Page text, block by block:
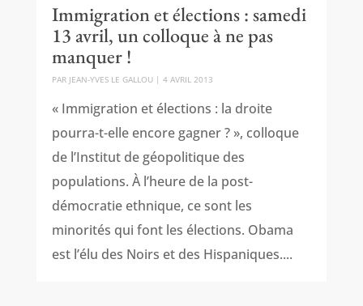
Immigration et élections : samedi
13 avril, un colloque à ne pas
manquer !
PAR JEAN-YVES LE GALLOU| 4 AVRIL 2013
« Immigration et élections : la droite
pourra-t-elle encore gagner ? », colloque
de l’Institut de géopolitique des
populations. À l’heure de la post-
démocratie ethnique, ce sont les
minorités qui font les élections. Obama
est l’élu des Noirs et des Hispaniques....